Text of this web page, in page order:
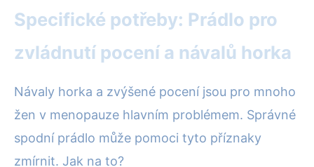
Specifické potřeby: Prádlo pro
zvládnutí pocení a návalů horka
Návaly horka a zvýšené pocení jsou pro mnoho
žen v menopauze hlavním problémem. Správné
spodní prádlo může pomoci tyto příznaky
zmírnit. Jak na to?